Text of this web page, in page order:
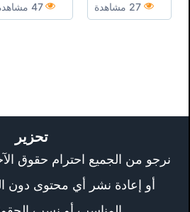
27 مشاهدة 47 مشاهدة
تحزير
نرجو من الجميع احترام حقوق
أو إعادة نشر أي محتوى دون